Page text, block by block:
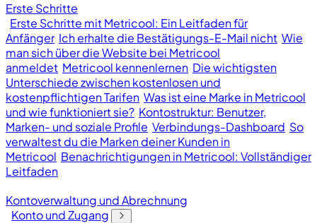
Erste Schritte
Erste Schritte mit Metricool: Ein Leitfaden für
Anfänger Ich erhalte die Bestätigungs-E-Mail nicht Wie
man sich über die Website bei Metricool
anmeldet Metricool kennenlernen Die wichtigsten
Unterschiede zwischen kostenlosen und
kostenpflichtigen Tarifen Was ist eine Marke in Metricool
und wie funktioniert sie? Kontostruktur: Benutzer,
Marken- und soziale Profile Verbindungs-Dashboard So
verwaltest du die Marken deiner Kunden in
Metricool Benachrichtigungen in Metricool: Vollständiger
Leitfaden
Kontoverwaltung und Abrechnung
Konto und Zugang